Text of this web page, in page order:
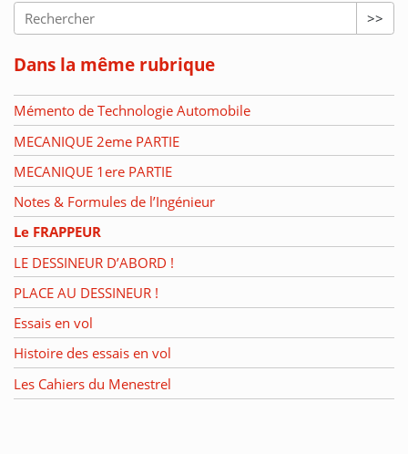
>>
Dans la même rubrique
Mémento de Technologie Automobile
MECANIQUE 2eme PARTIE
MECANIQUE 1ere PARTIE
Notes & Formules de l’Ingénieur
Le FRAPPEUR
LE DESSINEUR D’ABORD !
PLACE AU DESSINEUR !
Essais en vol
Histoire des essais en vol
Les Cahiers du Menestrel